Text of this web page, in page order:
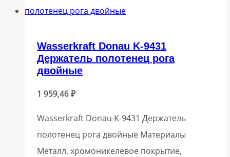
Wasserkraft Donau K-9431
Держатель полотенец рога
двойные
1 959,46₽
Wasserkraft Donau K-9431 Держатель
полотенец рога двойные Материалы
Металл, хромоникелевое покрытие,